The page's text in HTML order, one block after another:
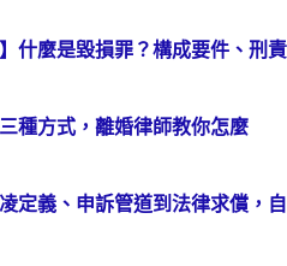
什麼是毀損罪？構成要件、刑責
種方式，離婚律師教你怎麼
定義、申訴管道到法律求償，自